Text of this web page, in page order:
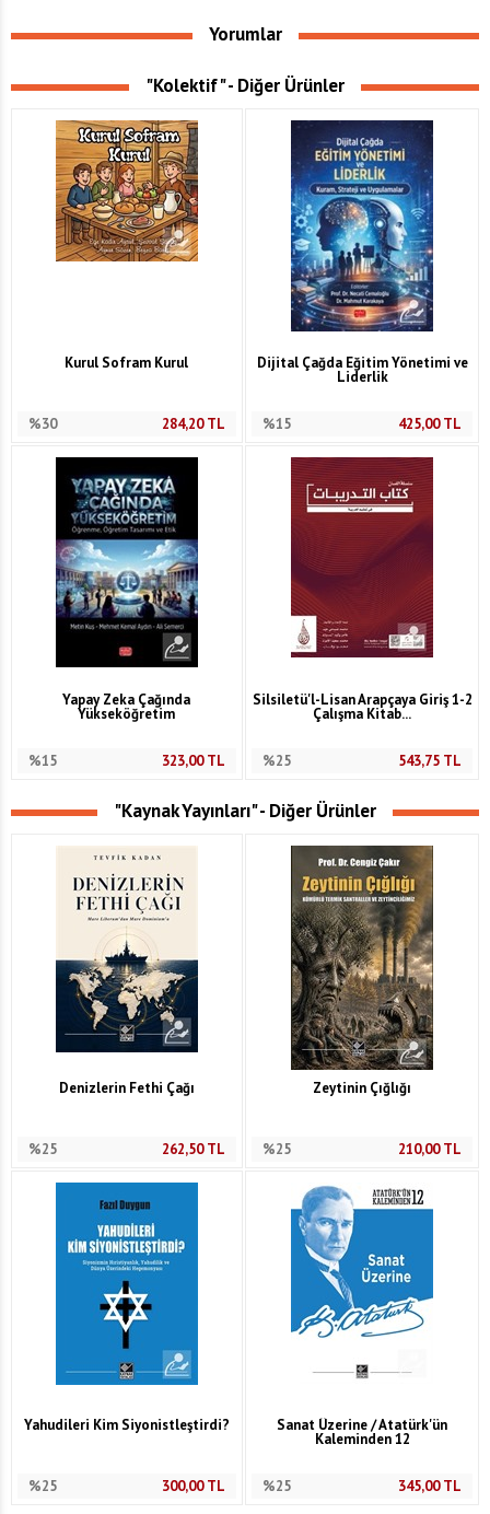
Yorumlar
"Kolektif" - Diğer Ürünler
Kurul Sofram Kurul
%30 284,20TL
Dijital Çağda Eğitim Yönetimi ve
Liderlik
%15 425,00TL
Yapay Zeka Çağında
Yükseköğretim
%15 323,00TL
Silsiletü'l-Lisan Arapçaya Giriş 1-2
Çalışma Kitab...
%25 543,75 TL
"Kaynak Yayınları" - Diğer Ürünler
Denizlerin Fethi Çağı
%25 262,50TL
Zeytinin Çığlığı
%25 210,00TL
Yahudileri Kim Siyonistleştirdi?
%25 300,00TL
Sanat Üzerine / Atatürk'ün
Kaleminden 12
%25 345,00TL